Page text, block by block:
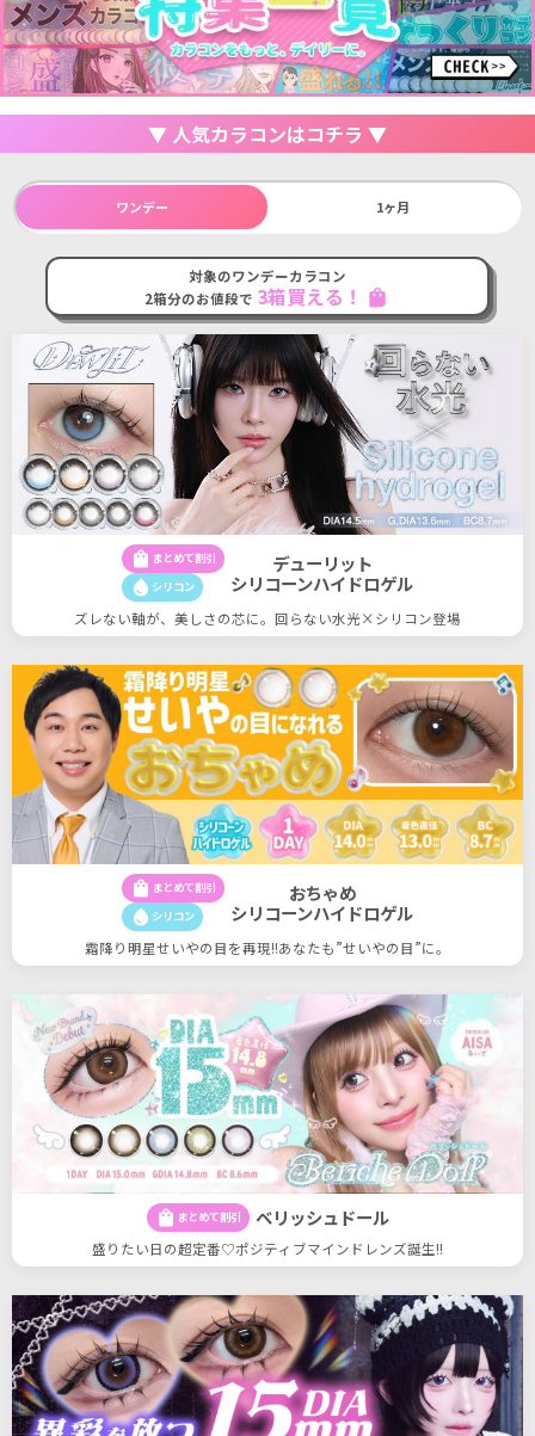
▼ 人気カラコンはコチラ ▼
ワンデー 1ヶ月
対象のワンデーカラコン
2箱分のお値段で 3箱買える！ shopping_bag
shopping_bag まとめて割引
water_drop シリコン
デューリット
シリコーンハイドロゲル
ズレない軸が、美しさの芯に。回らない水光×シリコン登場
shopping_bag まとめて割引
water_drop シリコン
おちゃめ
シリコーンハイドロゲル
霜降り明星せいやの目を再現!!あなたも”せいやの目”に。
shopping_bag まとめて割引 ベリッシュドール
盛りたい日の超定番♡ポジティブマインドレンズ誕生!!